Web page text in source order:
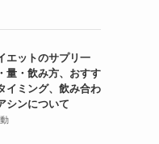
エットのサプリ一
量・飲み方、おすす
イミング、飲み合わ
シンについて